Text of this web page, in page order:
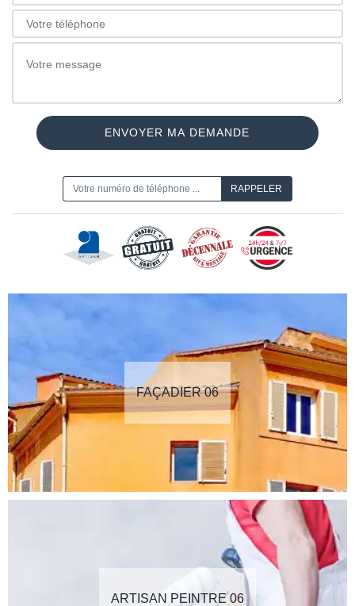
FAÇADIER 06
ARTISAN PEINTRE 06